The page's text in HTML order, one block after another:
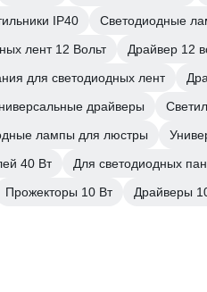
IP40
Светодиодные
лент 12 Вольт
Драйвер 12
для светодиодных лент
драйверы
лампы для люстры
40 Вт
Для светодиодных
Прожекторы 10 Вт
Драйверы